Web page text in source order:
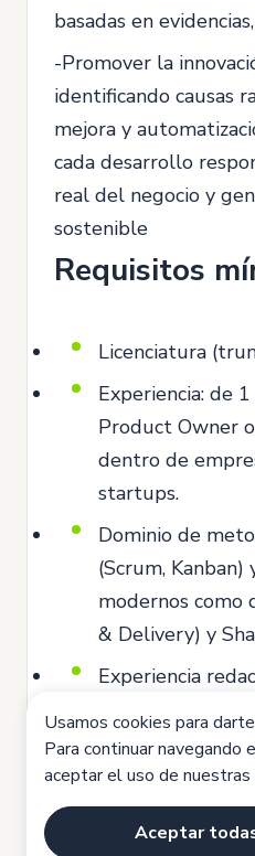
basadas en
-Promover la
identificando causas
mejora y
cada desarrollo
real del negocio y
sostenible
Requisitos
Licenciatura
Experiencia: de
Product Owner
dentro de
startups.
Dominio de
(Scrum, Kanban)
modernos como
& Delivery) y
Experiencia
producto: PRDs,
funcionales y
clave.
Inglés intermedio
Usamos cookies para
Para continuar navegando
aceptar el uso de nuestras
Aceptar